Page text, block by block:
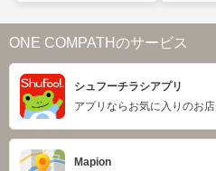
ONE COMPATHのサービス
シュフーチラシアプリ
アプリならお気に入りのお
Mapion